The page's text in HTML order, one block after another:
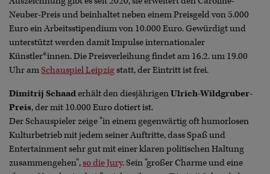
Neuber-Preis und beinhaltet neben einem Preisgeld von 5.000
Euro ein Arbeitsstipendium von 10.000 Euro. Gewürdigt und
unterstützt werden damit Impulse internationaler
Künstler*innen. Die Preisverleihung findet am 16.2. um 19.00
Uhr amSchauspiel Leipzigstatt, der Eintritt ist frei.
Dimitrij Schaaderhält den diesjährigenUlrich-Wildgruber-
Preis, der mit 10.000 Euro dotiert ist.
Der Schauspieler zeige "in einem gegenwärtig oft humorlosen
Kulturbetrieb mit jedem seiner Auftritte, dass Spaß und
Entertainment sehr gut mit einer klaren politischen Haltung
zusammengehen",so die Jury. Sein "großer Charme und eine